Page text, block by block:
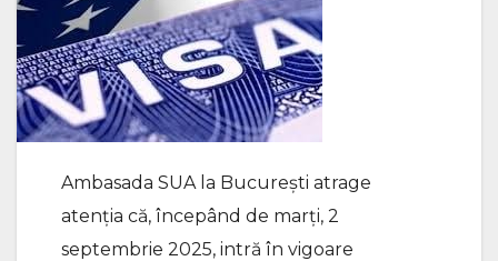
Ambasada SUA la București atrage
atenția că, începând de marți, 2
septembrie 2025, intră în vigoare